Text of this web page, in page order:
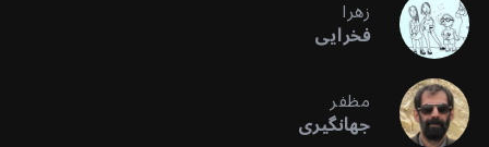
زهرا
فخرایی
مظفر
جهانگیری